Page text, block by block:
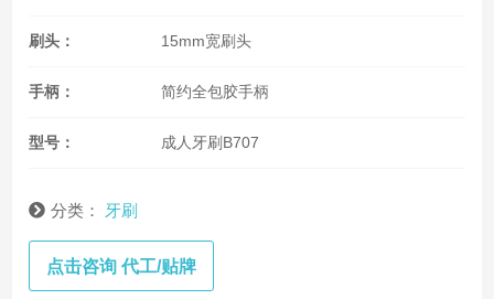
刷头： 15mm宽刷头
手柄： 简约全包胶手柄
型号： 成人牙刷B707
分类： 牙刷
点击咨询 代工/贴牌